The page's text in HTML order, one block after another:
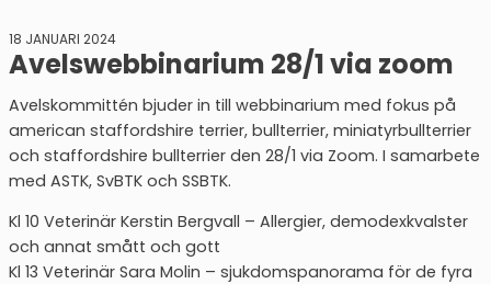
18 JANUARI 2024
Avelswebbinarium 28/1 via zoom
Avelskommittén bjuder in till webbinarium med fokus på
american staffordshire terrier, bullterrier, miniatyrbullterrier
och staffordshire bullterrier den 28/1 via Zoom. I samarbete
med ASTK, SvBTK och SSBTK.
Kl 10 Veterinär Kerstin Bergvall – Allergier, demodexkvalster
och annat smått och gott
Kl 13 Veterinär Sara Molin – sjukdomspanorama för de fyra